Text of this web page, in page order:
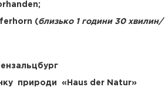
(близько 1 години 30 хвилин/
природи «Haus der Natur»